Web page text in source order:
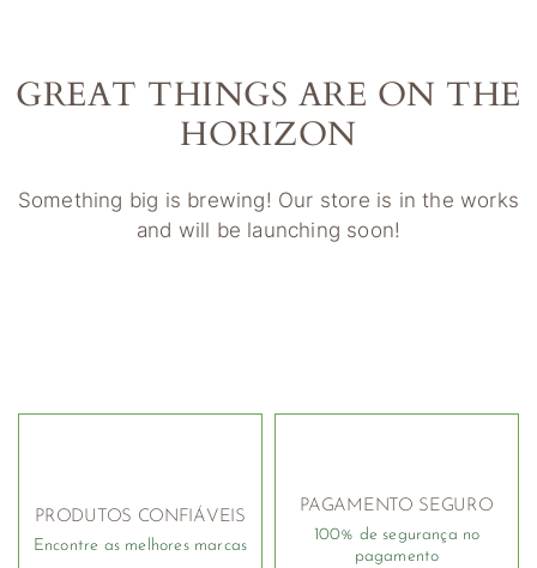
GREAT THINGS ARE ON THE
HORIZON
Something big is brewing! Our store is in the works
and will be launching soon!
PRODUTOS CONFIÁVEIS
Encontre as melhores marcas
PAGAMENTO SEGURO
100% de segurança no
pagamento